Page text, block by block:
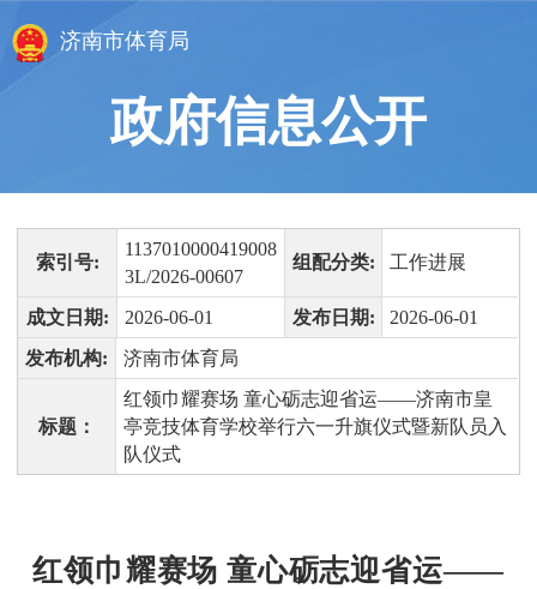
济南市体育局
政府信息公开
索引号:
1137010000419008
3L/2026-00607
组配分类: 工作进展
成文日期: 2026-06-01 发布日期:
2026-06-01
发布机构:
济南市体育局
标题：
红领巾耀赛场 童心砺志迎省运——济南市皇
亭竞技体育学校举行六一升旗仪式暨新队员入
队仪式
红领巾耀赛场 童心砺志迎省运——